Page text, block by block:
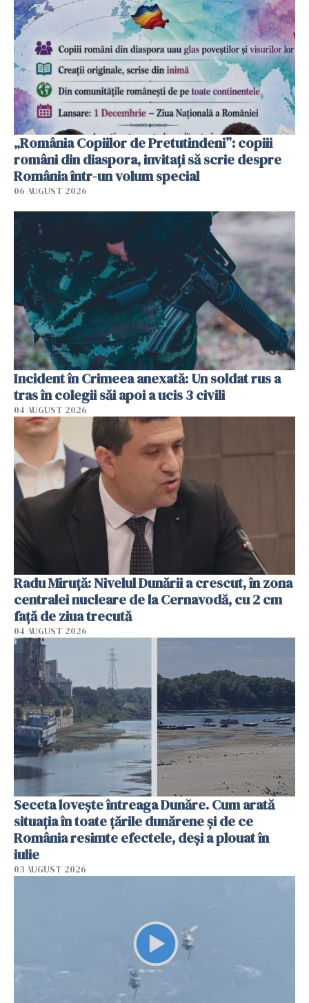
„România Copiilor de Pretutindeni”: copiii
români din diaspora, invitați să scrie despre
România într-un volum special
06 AUGUST 2026
Incident în Crimeea anexată: Un soldat rus a
tras în colegii săi apoi a ucis 3 civili
04 AUGUST 2026
Radu Miruţă: Nivelul Dunării a crescut, în zona
centralei nucleare de la Cernavodă, cu 2 cm
faţă de ziua trecută
04 AUGUST 2026
Seceta lovește întreaga Dunăre. Cum arată
situația în toate țările dunărene și de ce
România resimte efectele, deși a plouat în
iulie
03 AUGUST 2026